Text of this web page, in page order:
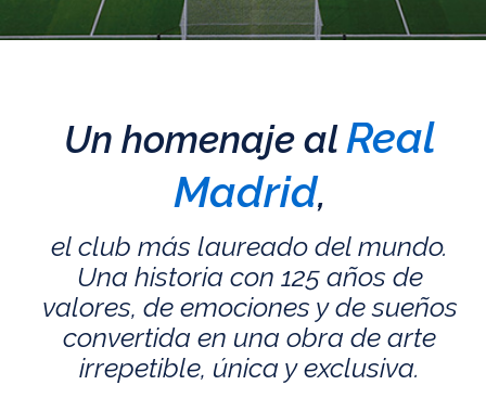
Un homenaje alReal
Madrid,
el club más laureado del mundo.
Una historia con 125 años de
valores, de emociones y de sueños
convertida en una obra de arte
irrepetible, única y exclusiva.